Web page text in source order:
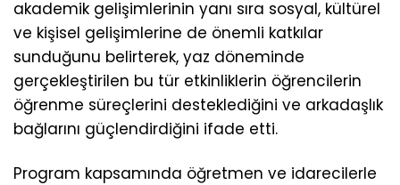
akademik gelişimlerinin yanı sıra sosyal, kültürel
ve kişisel gelişimlerine de önemli katkılar
sunduğunu belirterek, yaz döneminde
gerçekleştirilen bu tür etkinliklerin öğrencilerin
öğrenme süreçlerini desteklediğini ve arkadaşlık
bağlarını güçlendirdiğini ifade etti.
Program kapsamında öğretmen ve idarecilerle